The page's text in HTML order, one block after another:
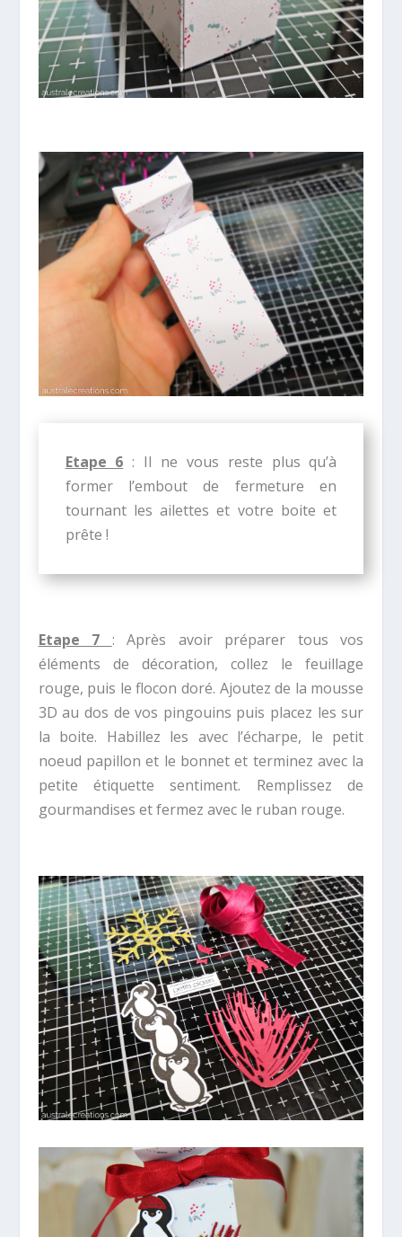
Etape 6 : Il ne vous reste plus qu’à
former l’embout de fermeture en
tournant les ailettes et votre boite et
prête !
Etape 7
: Après avoir préparer tous vos
éléments de décoration, collez le feuillage
rouge, puis le flocon doré. Ajoutez de la mousse
3D au dos de vos pingouins puis placez les sur
la boite. Habillez les avec l’écharpe, le petit
noeud papillon et le bonnet et terminez avec la
petite étiquette sentiment. Remplissez de
gourmandises et fermez avec le ruban rouge.